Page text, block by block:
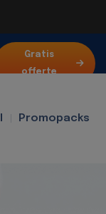
Gratis
offerte
Promopacks